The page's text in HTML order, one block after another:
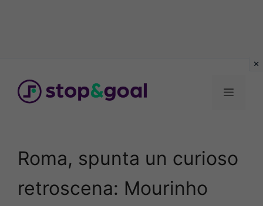
contenuto
Menu
Roma, spunta un curioso
retroscena: Mourinho